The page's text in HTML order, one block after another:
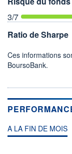
3/7
Ratio de Sharpe
Ces informations
BoursoBank.
A LA FIN DE MOIS